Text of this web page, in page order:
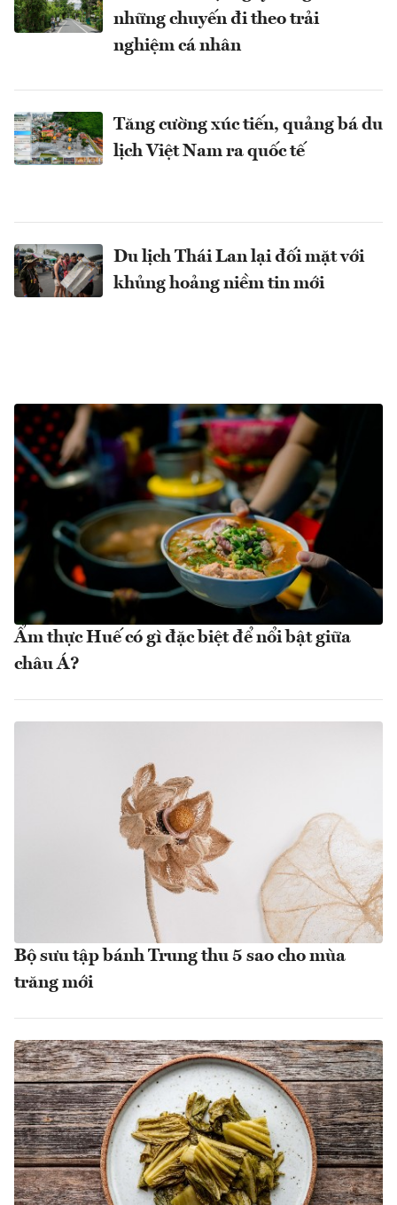
những chuyến đi theo trải
nghiệm cá nhân
Tăng cường xúc tiến, quảng bá du
lịch Việt Nam ra quốc tế
Du lịch Thái Lan lại đối mặt với
khủng hoảng niềm tin mới
Ẩm thực Huế có gì đặc biệt để nổi bật giữa
châu Á?
Bộ sưu tập bánh Trung thu 5 sao cho mùa
trăng mới